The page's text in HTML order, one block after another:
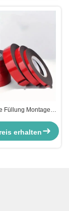
Füllung Montage
Seitigen starken
Klebstoff
erhalten